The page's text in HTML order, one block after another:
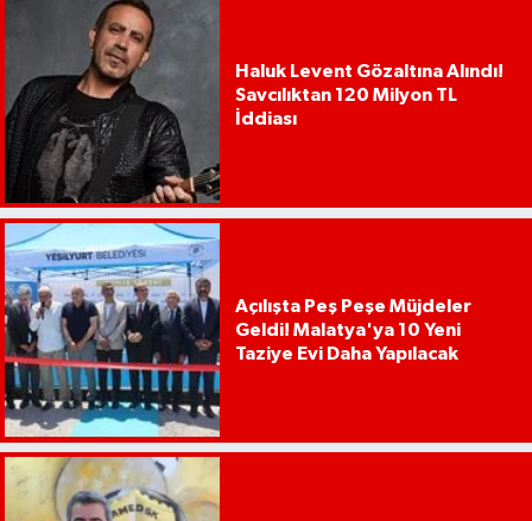
Haluk Levent Gözaltına Alındı!
Savcılıktan 120 Milyon TL
İddiası
Açılışta Peş Peşe Müjdeler
Geldi! Malatya'ya 10 Yeni
Taziye Evi Daha Yapılacak